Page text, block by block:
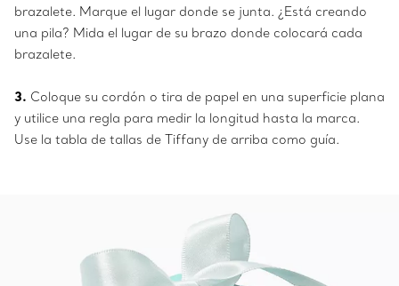
brazalete. Marque el lugar donde se junta. ¿Está creando
una pila? Mida el lugar de su brazo donde colocará cada
brazalete.
3. Coloque su cordón o tira de papel en una superficie plana
y utilice una regla para medir la longitud hasta la marca.
Use la tabla de tallas de Tiffany de arriba como guía.